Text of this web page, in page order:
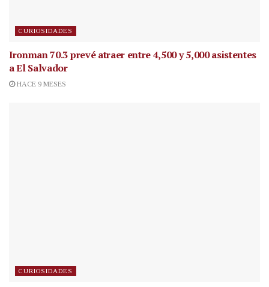
CURIOSIDADES
Ironman 70.3 prevé atraer entre 4,500 y 5,000 asistentes
a El Salvador
HACE 9 MESES
CURIOSIDADES